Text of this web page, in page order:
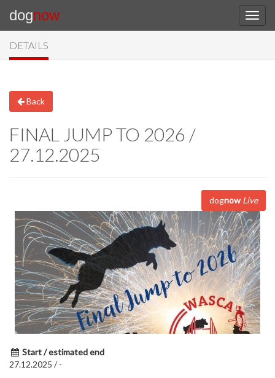
dognow
DETAILS
Back
FINAL JUMP TO 2026 /
27.12.2025
dognow Live
Start / estimated end
27.12.2025 / -